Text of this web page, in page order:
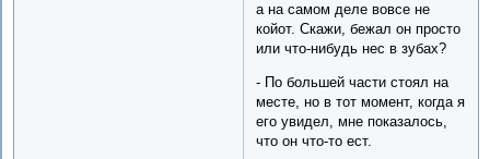
а на самом деле вовсе не
койот. Скажи, бежал он просто
или что-нибудь нес в зубах?
- По большей части стоял на
месте, но в тот момент, когда я
его увидел, мне показалось,
что он что-то ест.